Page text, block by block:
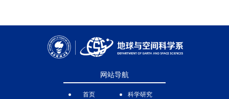
网站导航
首页
科学研究